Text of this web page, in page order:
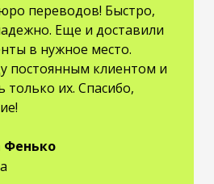
переводов! Быстро,
Еще и доставили
в нужное место.
постоянным клиентом и
только их. Спасибо,
Фенько